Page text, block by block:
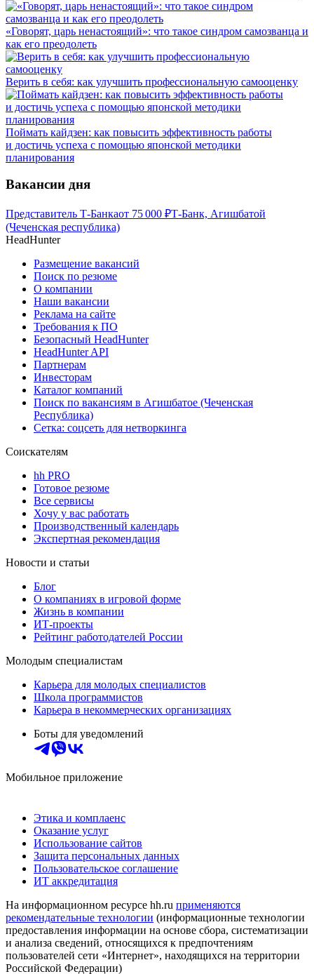
«Говорят, царь ненастоящий»: что такое синдром самозванца и
как его преодолеть
Верить в себя: как улучшить профессиональную самооценку
Поймать кайдзен: как повысить эффективность работы
и достичь успеха с помощью японской методики
планирования
Вакансии дня
Представитель Т-Банкаот 75 000 ₽Т-Банк, Агишбатой
(Чеченская республика)
HeadHunter
Размещение вакансий
Поиск по резюме
О компании
Наши вакансии
Реклама на сайте
Требования к ПО
Безопасный HeadHunter
HeadHunter API
Партнерам
Инвесторам
Каталог компаний
Поиск по вакансиям в Агишбатое (Чеченская
Республика)
Сетка: соцсеть для нетворкинга
Соискателям
hh PRO
Готовое резюме
Все сервисы
Хочу у вас работать
Производственный календарь
Экспертная рекомендация
Новости и статьи
Блог
О компаниях в игровой форме
Жизнь в компании
ИТ-проекты
Рейтинг работодателей России
Молодым специалистам
Карьера для молодых специалистов
Школа программистов
Карьера в некоммерческих организациях
Боты для уведомлений
Мобильное приложение
Этика и комплаенс
Оказание услуг
Использование сайтов
Защита персональных данных
Пользовательское соглашение
ИТ аккредитация
На информационном ресурсе hh.ru применяются
рекомендательные технологии (информационные технологии
предоставления информации на основе сбора, систематизации
и анализа сведений, относящихся к предпочтениям
пользователей сети «Интернет», находящихся на территории
Российской Федерации)